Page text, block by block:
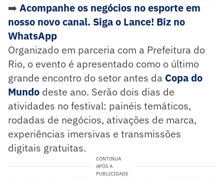
➡️ Acompanhe os negócios no esporte em
nosso novo canal. Siga o Lance! Biz no
WhatsApp
Organizado em parceria com a Prefeitura do
Rio, o evento é apresentado como o último
grande encontro do setor antes da Copa do
Mundo deste ano. Serão dois dias de
atividades no festival: painéis temáticos,
rodadas de negócios, ativações de marca,
experiências imersivas e transmissões
digitais gratuitas.
CONTINUA
APÓS A
PUBLICIDADE